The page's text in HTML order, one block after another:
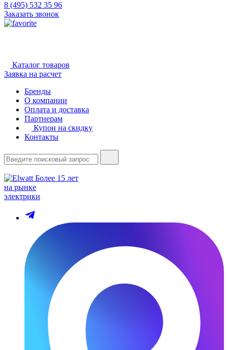
8 (495) 532 35 96
Заказать звонок
Каталог товаров
Заявка на расчет
Бренды
О компании
Оплата и доставка
Партнерам
Купон на скидку
Контакты
Более 15 лет
на рынке
электрики